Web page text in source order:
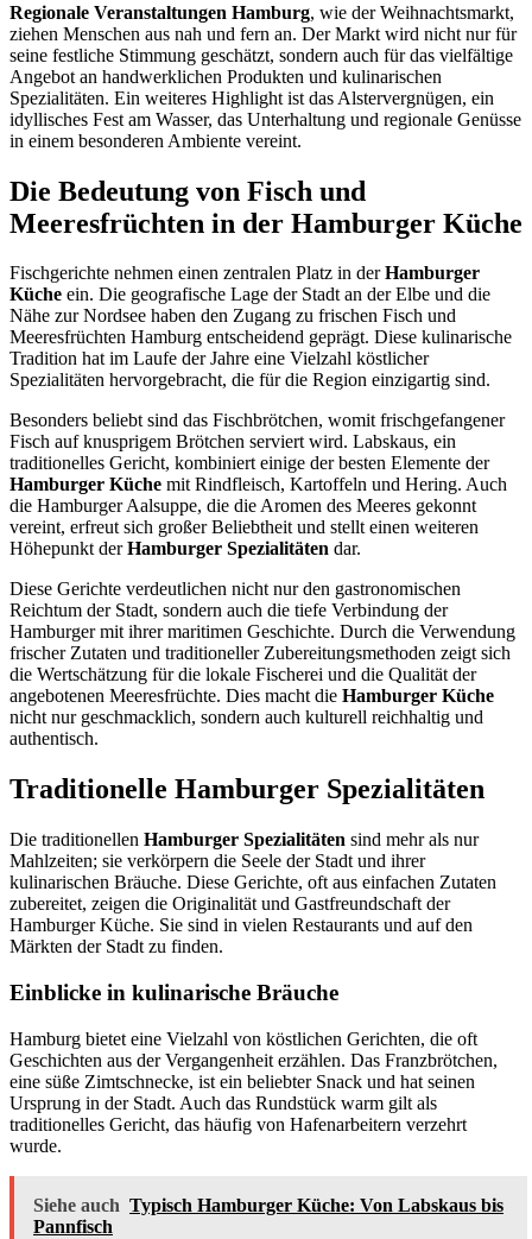
Regionale Veranstaltungen Hamburg, wie der Weihnachtsmarkt,
ziehen Menschen aus nah und fern an. Der Markt wird nicht nur für
seine festliche Stimmung geschätzt, sondern auch für das vielfältige
Angebot an handwerklichen Produkten und kulinarischen
Spezialitäten. Ein weiteres Highlight ist das Alstervergnügen, ein
idyllisches Fest am Wasser, das Unterhaltung und regionale Genüsse
in einem besonderen Ambiente vereint.
Die Bedeutung von Fisch und
Meeresfrüchten in der Hamburger Küche
Fischgerichte nehmen einen zentralen Platz in derHamburger
Küche ein. Die geografische Lage der Stadt an der Elbe und die
Nähe zur Nordsee haben den Zugang zu frischen Fisch und
Meeresfrüchten Hamburg entscheidend geprägt. Diese kulinarische
Tradition hat im Laufe der Jahre eine Vielzahl köstlicher
Spezialitäten hervorgebracht, die für die Region einzigartig sind.
Besonders beliebt sind das Fischbrötchen, womit frischgefangener
Fisch auf knusprigem Brötchen serviert wird. Labskaus, ein
traditionelles Gericht, kombiniert einige der besten Elemente der
Hamburger Küche mit Rindfleisch, Kartoffeln und Hering. Auch
die Hamburger Aalsuppe, die die Aromen des Meeres gekonnt
vereint, erfreut sich großer Beliebtheit und stellt einen weiteren
Höhepunkt derHamburger Spezialitäten dar.
Diese Gerichte verdeutlichen nicht nur den gastronomischen
Reichtum der Stadt, sondern auch die tiefe Verbindung der
Hamburger mit ihrer maritimen Geschichte. Durch die Verwendung
frischer Zutaten und traditioneller Zubereitungsmethoden zeigt sich
die Wertschätzung für die lokale Fischerei und die Qualität der
angebotenen Meeresfrüchte. Dies macht die Hamburger Küche
nicht nur geschmacklich, sondern auch kulturell reichhaltig und
authentisch.
Traditionelle Hamburger Spezialitäten
Die traditionellen Hamburger Spezialitäten sind mehr als nur
Mahlzeiten; sie verkörpern die Seele der Stadt und ihrer
kulinarischen Bräuche. Diese Gerichte, oft aus einfachen Zutaten
zubereitet, zeigen die Originalität und Gastfreundschaft der
Hamburger Küche. Sie sind in vielen Restaurants und auf den
Märkten der Stadt zu finden.
Einblicke in kulinarische Bräuche
Hamburg bietet eine Vielzahl von köstlichen Gerichten, die oft
Geschichten aus der Vergangenheit erzählen. Das Franzbrötchen,
eine süße Zimtschnecke, ist ein beliebter Snack und hat seinen
Ursprung in der Stadt. Auch das Rundstück warm gilt als
traditionelles Gericht, das häufig von Hafenarbeitern verzehrt
wurde.
Siehe auch Typisch Hamburger Küche: Von Labskaus bis
Pannfisch